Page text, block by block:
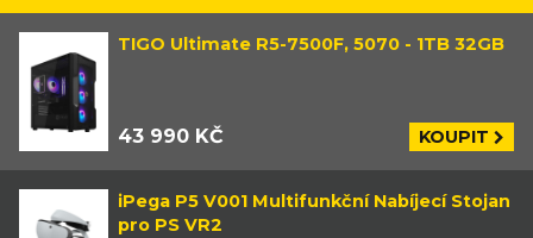
TIGO Ultimate R5-7500F, 5070 - 1TB 32GB
43 990 KČ KOUPIT
iPega P5 V001 Multifunkční Nabíjecí Stojan
pro PS VR2